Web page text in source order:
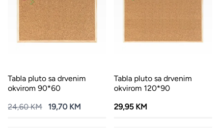
Tabla pluto sa drvenim
okvirom 90*60
24,60 KM
19,70 KM
Tabla pluto sa drvenim
okvirom 120*90
29,95 KM